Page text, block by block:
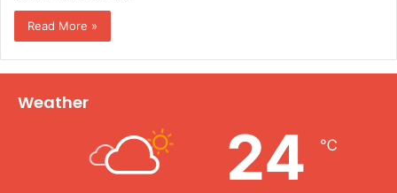
Read More »
Weather
24 ℃